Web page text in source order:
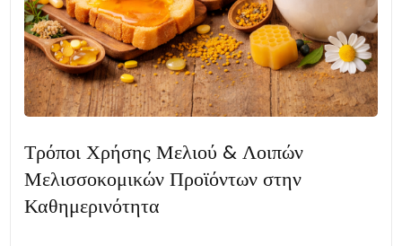
Τρόποι Χρήσης Μελιού & Λοιπών
Μελισσοκομικών Προϊόντων στην
Καθημερινότητα